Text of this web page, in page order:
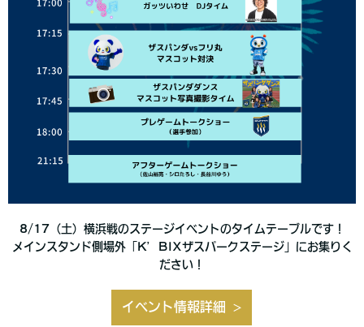
8/17（土）横浜戦のステージイベントのタイムテーブルです！
メインスタンド側場外「K’BIXザスパークステージ」にお集りく
ださい！
イベント情報詳細